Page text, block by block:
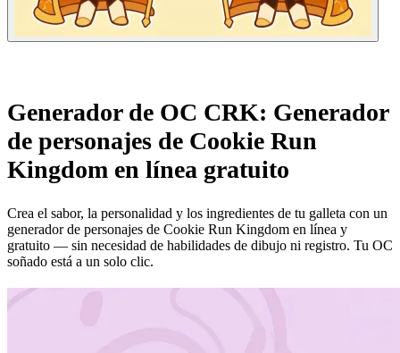
Generador de OC CRK: Generador
de personajes de Cookie Run
Kingdom en línea gratuito
Crea el sabor, la personalidad y los ingredientes de tu galleta con un
generador de personajes de Cookie Run Kingdom en línea y
gratuito — sin necesidad de habilidades de dibujo ni registro. Tu OC
soñado está a un solo clic.